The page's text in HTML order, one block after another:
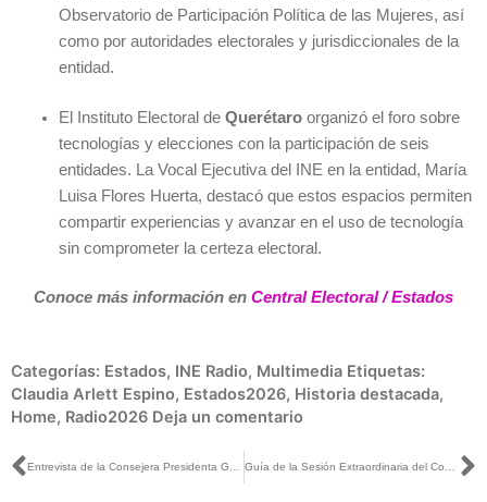
Observatorio de Participación Política de las Mujeres, así
como por autoridades electorales y jurisdiccionales de la
entidad.
El Instituto Electoral de Querétaroorganizó el foro sobre
tecnologías y elecciones con la participación de seis
entidades. La Vocal Ejecutiva del INE en la entidad, María
Luisa Flores Huerta, destacó que estos espacios permiten
compartir experiencias y avanzar en el uso de tecnología
sin comprometer la certeza electoral.
Conoce más información en Central Electoral / Estados
Categorías: Estados, INE Radio, Multimedia Etiquetas:
Claudia Arlett Espino, Estados2026, Historia destacada,
Home, Radio2026 Deja un comentario
Ant